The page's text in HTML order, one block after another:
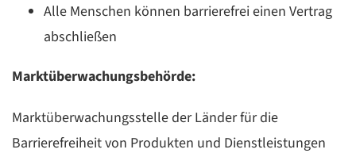
Alle Menschen können barrierefrei einen Vertrag
abschließen
Marktüberwachungsbehörde:
Marktüberwachungsstelle der Länder für die
Barrierefreiheit von Produkten und Dienstleistungen